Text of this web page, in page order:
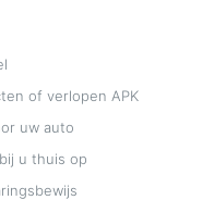
of verlopen APK
uw auto
u thuis op